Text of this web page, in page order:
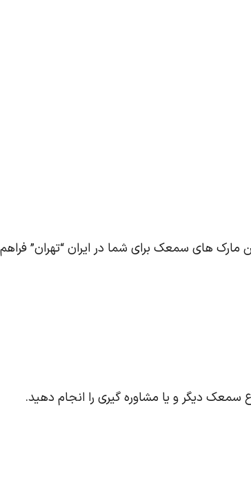
های سمعک برای شما در ایران “تهران”
دیگر و یا مشاوره گیری را انجام دهید.